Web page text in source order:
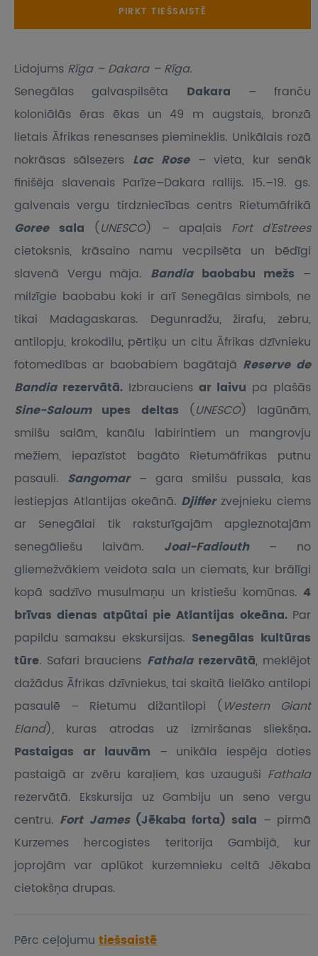
PIRKT TIEŠSAISTĒ
Lidojums Rīga – Dakara – Rīga.
Senegālas galvaspilsēta Dakara – franču
koloniālās ēras ēkas un 49 m augstais, bronzā
lietais Āfrikas renesanses piemineklis. Unikālais rozā
nokrāsas sālsezers Lac Rose – vieta, kur senāk
finišēja slavenais Parīze–Dakara rallijs. 15.–19. gs.
galvenais vergu tirdzniecības centrs Rietumāfrikā
Goree sala (UNESCO) – apaļais Fort d’Estrees
cietoksnis, krāsaino namu vecpilsēta un bēdīgi
slavenā Vergu māja. Bandia baobabu mežs –
milzīgie baobabu koki ir arī Senegālas simbols, ne
tikai Madagaskaras. Degunradžu, žirafu, zebru,
antilopju, krokodilu, pērtiķu un citu Āfrikas dzīvnieku
fotomedības ar baobabiem bagātajā Reserve de
Bandia rezervātā. Izbrauciens ar laivu pa plašās
Sine-Saloum upes deltas (UNESCO) lagūnām,
smilšu salām, kanālu labirintiem un mangrovju
mežiem, iepazīstot bagāto Rietumāfrikas putnu
pasauli. Sangomar – gara smilšu pussala, kas
iestiepjas Atlantijas okeānā. Djifferzvejnieku ciems
ar Senegālai tik raksturīgajām apgleznotajām
senegāliešu laivām. Joal-Fadiouth – no
gliemežvākiem veidota sala un ciemats, kur brālīgi
kopā sadzīvo musulmaņu un kristiešu komūnas. 4
brīvas dienas atpūtai pie Atlantijas okeāna. Par
papildu samaksu ekskursijas. Senegālas kultūras
tūre. Safari brauciens Fathala rezervātā, meklējot
dažādus Āfrikas dzīvniekus, tai skaitā lielāko antilopi
pasaulē – Rietumu dižantilopi (Western Giant
Eland), kuras atrodas uz izmiršanas sliekšņa.
Pastaigas ar lauvām – unikāla iespēja doties
pastaigā ar zvēru karaļiem, kas uzauguši Fathala
rezervātā. Ekskursija uz Gambiju un seno vergu
centru. Fort James (Jēkaba forta) sala – pirmā
Kurzemes hercogistes teritorija Gambijā, kur
joprojām var aplūkot kurzemnieku celtā Jēkaba
cietokšņa drupas.
Pērc ceļojumu tiešsaistē